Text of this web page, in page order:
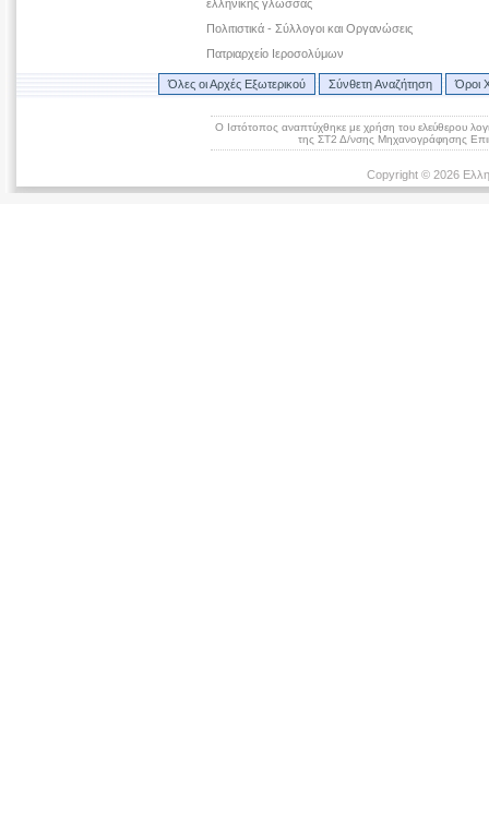
ελληνικής γλώσσας
Πολιτιστικά - Σύλλογοι και Οργανώσεις
Πατριαρχείο Ιεροσολύμων
Όλες οι Αρχές Εξωτερικού Σύνθετη Αναζήτηση Όροι
Ο Ιστότοπος αναπτύχθηκε με χρήση του ελεύθερου
της ΣΤ2 Δ/νσης Μηχανογράφησης
Copyright © 2026